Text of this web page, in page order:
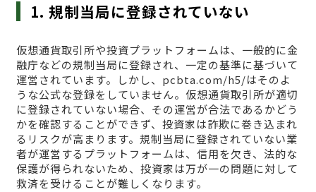
1. 規制当局に登録されていない
仮想通貨取引所や投資プラットフォームは、一般的に金
融庁などの規制当局に登録され、一定の基準に基づいて
運営されています。しかし、pcbta.com/h5/はそのよ
うな公式な登録をしていません。仮想通貨取引所が適切
に登録されていない場合、その運営が合法であるかどう
かを確認することができず、投資家は詐欺に巻き込まれ
るリスクが高まります。規制当局に登録されていない業
者が運営するプラットフォームは、信用を欠き、法的な
保護が得られないため、投資家は万が一の問題に対して
救済を受けることが難しくなります。